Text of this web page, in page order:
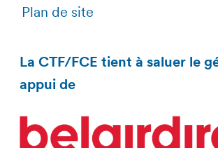
Plan de site
La CTF/FCE tient à saluer le
appui de